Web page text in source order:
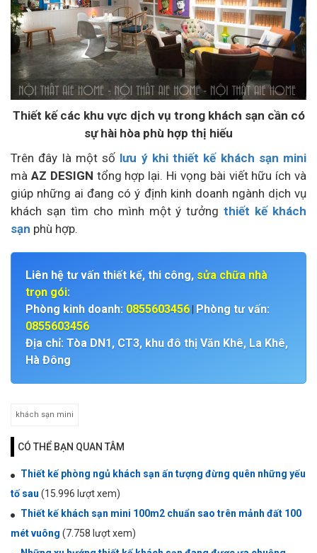
Thiết kế các khu vực dịch vụ trong khách sạn cần có
sự hài hòa phù hợp thị hiếu
Trên đây là một số lưu ý khi thiết kế khách sạn mini
mà AZ DESIGN tổng hợp lại. Hi vọng bài viết hữu ích và
giúp những ai đang có ý định kinh doanh ngành dịch vụ
khách sạn tìm cho mình một ý tưởngthiết kế khách
sạn phù hợp.
Liên hệ tư vấn thiết kế, thi công, sửa chữa nhà
trọn gói:
Phòng kinh doanh: 0855603456 Phòng tư vấn:
0855603456
Địa chỉ: Tòa DN1, CT3, khu đô thị Văn Khê, La Khê,
Hà Đông
khách sạn mini
CÓ THỂ BẠN QUAN TÂM
Thiết kế phòng ngủ khách sạn ấn tượng đừng quên những yếu
tố sau (15.996 lượt xem)
Thiết kế khách sạn mini 100m2 chuẩn sao trên mảnh đất 100
mét vuông (7.758 lượt xem)